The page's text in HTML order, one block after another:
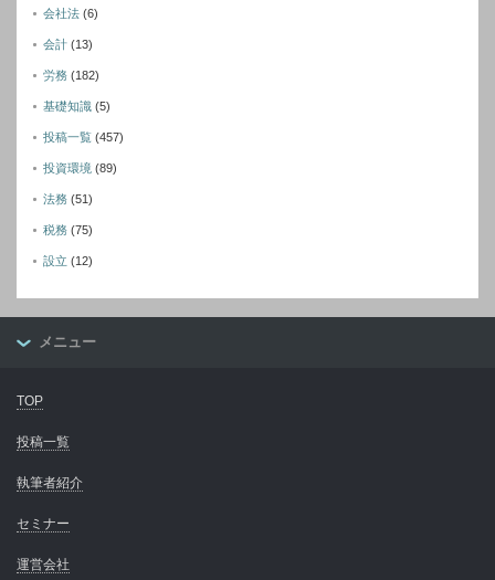
会社法 (6)
会計 (13)
労務 (182)
基礎知識 (5)
投稿一覧 (457)
投資環境 (89)
法務 (51)
税務 (75)
設立 (12)
メニュー
TOP
投稿一覧
執筆者紹介
セミナー
運営会社